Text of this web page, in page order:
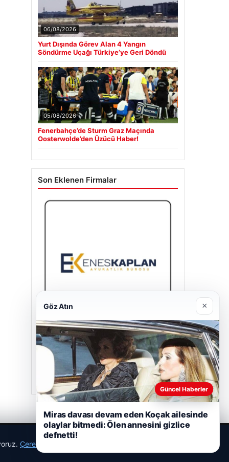
06/08/2026
Yurt Dışında Görev Alan 4 Yangın
Söndürme Uçağı Türkiye’ye Geri Döndü
05/08/2026
Fenerbahçe’de Sturm Graz Maçında
Oosterwolde’den Üzücü Haber!
Son Eklenen Firmalar
Enes Kaplan Avukatlık Bürosu
28/04/2026
Çerez Politikamız
Göz Atın ×
Güncel Haberler
Miras davası devam eden Koçak ailesinde
olaylar bitmedi: Ölen annesini gizlice
defnetti!